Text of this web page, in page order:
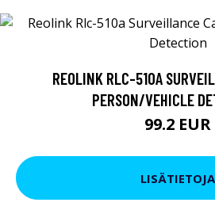
REOLINK RLC-510A
PERSON/VEHICLE
99.2 EUR
LISÄTIETOJA